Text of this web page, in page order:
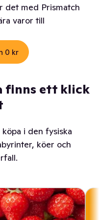
det med Prismatch
varor till
0 kr
finns ett klick
i den fysiska
köer och